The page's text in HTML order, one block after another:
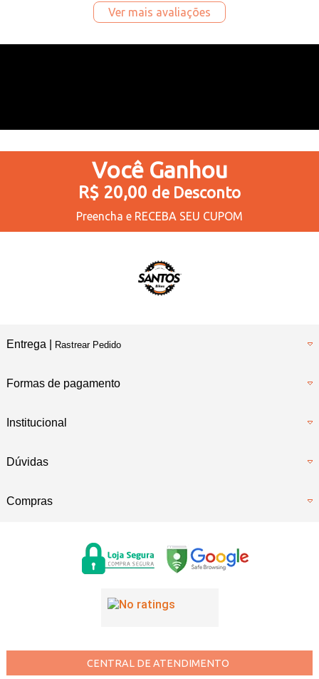
Ver mais avaliações
Você Ganhou
R$ 20,00 de Desconto
Preencha e RECEBA SEU CUPOM
Entrega | Rastrear Pedido
Formas de pagamento
Institucional
Dúvidas
Compras
CENTRAL DE ATENDIMENTO